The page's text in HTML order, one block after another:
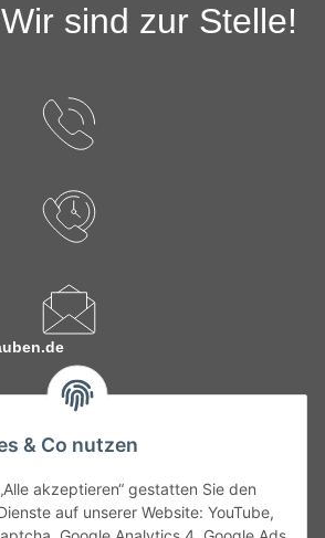
& Co nutzen
akzeptieren“ gestatten Sie den
auf unserer Website: YouTube,
sind zur Stelle!